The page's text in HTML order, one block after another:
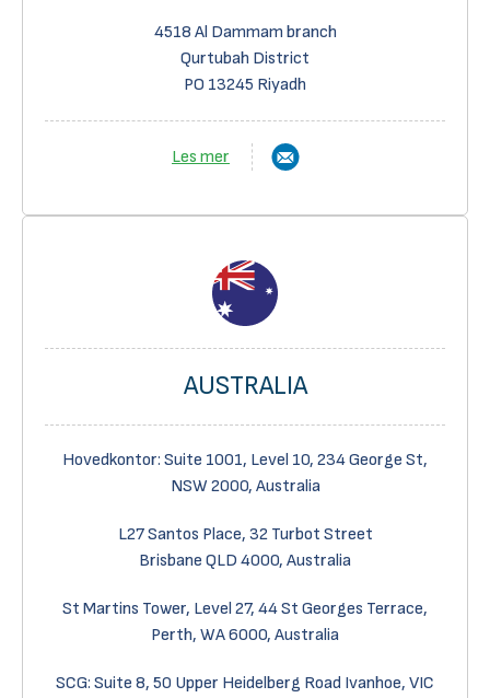
4518 Al Dammam branch
Qurtubah District
PO 13245 Riyadh
Les mer
AUSTRALIA
Hovedkontor: Suite 1001, Level 10, 234 George St,
NSW 2000, Australia
L27 Santos Place, 32 Turbot Street
Brisbane QLD 4000, Australia
St Martins Tower, Level 27, 44 St Georges Terrace,
Perth, WA 6000, Australia
SCG: Suite 8, 50 Upper Heidelberg Road Ivanhoe, VIC